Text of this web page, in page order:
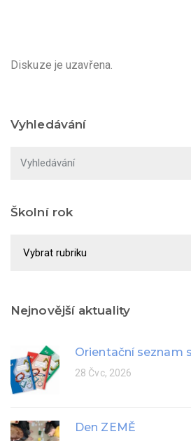
Diskuze je uzavřena.
Vyhledávání
Školní rok
rok
Nejnovější aktuality
Orientační seznam
28 Čvc, 2026
Den ZEMĚ